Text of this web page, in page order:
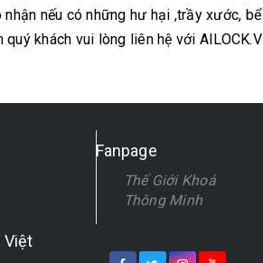
nếu có những hư hại ,trầy xước,
khách vui lòng liên hệ với
Việt
Fanpage
Thế Giới Khoá
Thông Minh